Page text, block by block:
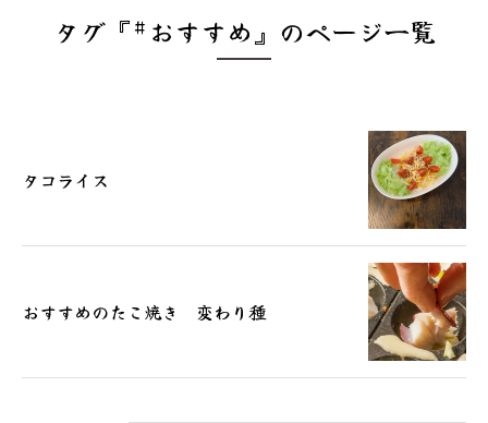
タグ『#おすすめ』のページ一覧
タコライス
おすすめのたこ焼き 変わり種